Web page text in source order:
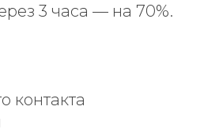
3 часа — на 70%.
контакта